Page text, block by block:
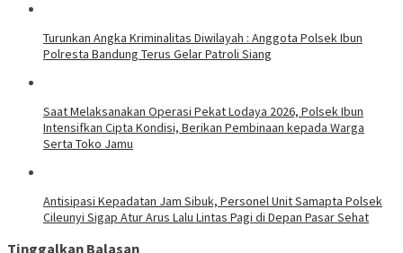
Turunkan Angka Kriminalitas Diwilayah : Anggota Polsek Ibun
Polresta Bandung Terus Gelar Patroli Siang
Saat Melaksanakan Operasi Pekat Lodaya 2026, Polsek Ibun
Intensifkan Cipta Kondisi, Berikan Pembinaan kepada Warga
Serta Toko Jamu
Antisipasi Kepadatan Jam Sibuk, Personel Unit Samapta Polsek
Cileunyi Sigap Atur Arus Lalu Lintas Pagi di Depan Pasar Sehat
Tinggalkan Balasan